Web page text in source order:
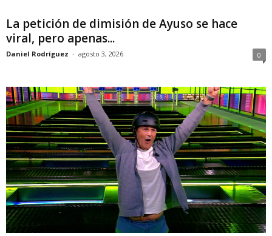
La petición de dimisión de Ayuso se hace
viral, pero apenas...
Daniel Rodríguez - agosto 3, 2026 0